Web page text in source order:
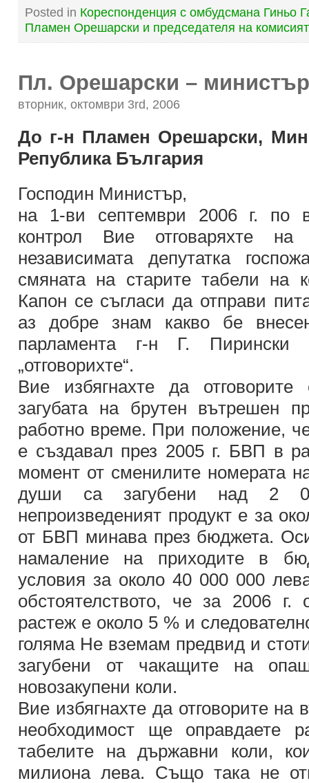
Posted in Кореспонденция с омбудсмана Гиньо
Пламен Орешарски и председателя на комисият
Пл. Орешарски –
вторник, октомври 3rd, 2006
До г-н Пламен Орешарски,
Република България
Господин Министър,
на 1-ви септември 2006 г. по
контрол Вие отговаряхте
независимата депутатка
смяната на старите табели на
Капон се съгласи да отправи
аз добре знам какво бе
парламента г-н Г.
„отговорихте“.
Вие избягнахте да
загубата на брутен вътрешен
работно време. При положение,
е създавал през 2005 г. БВП в
момент от сменилите номерата
души са загубени над 2
непроизведеният продукт е за
от БВП минава през бюджета.
намаление на приходите в
условия за около 40 000 000
обстоятелството, че за 2006 г.
растеж е около 5 % и
голяма Не вземам предвид и
загубени от чакащите на
новозакупени коли.
Вие избягнахте да отговорите на
необходимост ще оправдаете
табелите на държавни коли,
милиона лева. Също така не